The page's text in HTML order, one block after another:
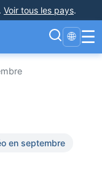
. Voir tous les pays.
🌐 ☰
en septembre